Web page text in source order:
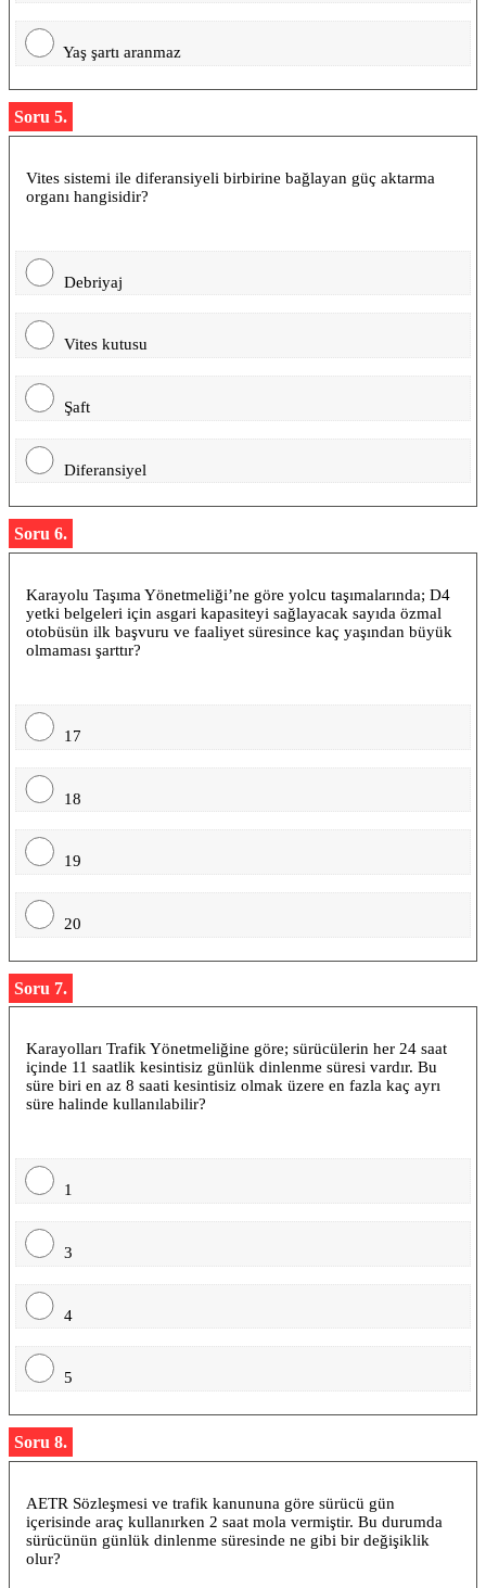
Yaş şartı aranmaz
Soru 5.
Vites sistemi ile diferansiyeli birbirine bağlayan güç aktarma
organı hangisidir?
Debriyaj
Vites kutusu
Şaft
Diferansiyel
Soru 6.
Karayolu Taşıma Yönetmeliği’ne göre yolcu taşımalarında; D4
yetki belgeleri için asgari kapasiteyi sağlayacak sayıda özmal
otobüsün ilk başvuru ve faaliyet süresince kaç yaşından büyük
olmaması şarttır?
17
18
19
20
Soru 7.
Karayolları Trafik Yönetmeliğine göre; sürücülerin her 24 saat
içinde 11 saatlik kesintisiz günlük dinlenme süresi vardır. Bu
süre biri en az 8 saati kesintisiz olmak üzere en fazla kaç ayrı
süre halinde kullanılabilir?
1
3
4
5
Soru 8.
AETR Sözleşmesi ve trafik kanununa göre sürücü gün
içerisinde araç kullanırken 2 saat mola vermiştir. Bu durumda
sürücünün günlük dinlenme süresinde ne gibi bir değişiklik
olur?